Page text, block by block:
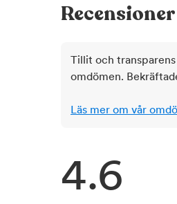
Recensioner
Tillit och
omdömen.
Läs mer om vår
4.6